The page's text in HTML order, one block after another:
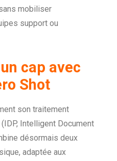
mobiliser
support ou
cap avec
Shot
son traitement
Intelligent Document
désormais deux
adaptée aux